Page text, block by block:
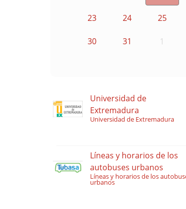
23 24 25
30 31 1
Universidad de
Extremadura
Universidad de Extremadura
Líneas y horarios de los
autobuses urbanos
Líneas y horarios de los
urbanos